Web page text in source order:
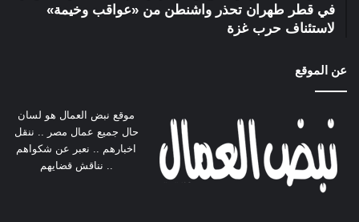
في قطر طهران تحذر واشنطن من «عواقب وخيمة»
لاستئناف حرب غزة
عن الموقع
موقع نبض العمال هو لسان
حال جميع عمال مصر .. ننقل
اخبارهم .. نعبر عن شكواهم
.. نناقش قضايهم